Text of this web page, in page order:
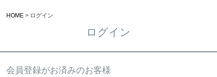
HOME ログイン
ログイン
会員登録がお済みのお客様